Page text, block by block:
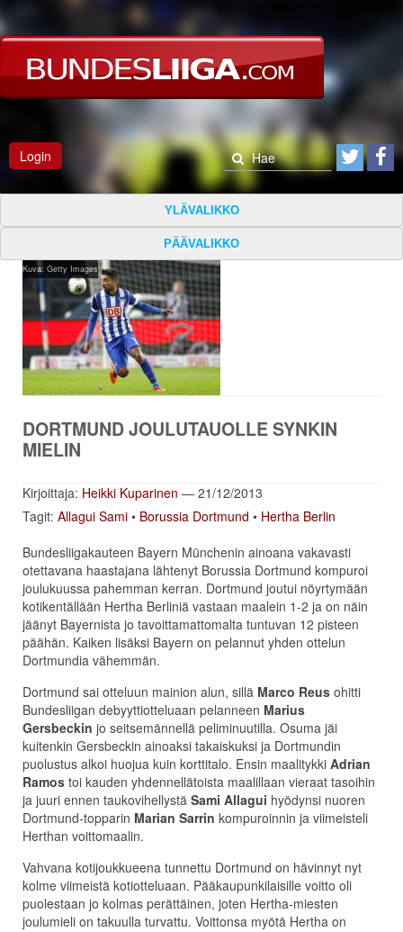
Login
YLÄVALIKKO
PÄÄVALIKKO
Kuva: Getty Images
DORTMUND JOULUTAUOLLE SYNKIN
MIELIN
Kirjoittaja: Heikki Kuparinen — 21/12/2013
Tagit: Allagui Sami • Borussia Dortmund • Hertha Berlin
Bundesliigakauteen Bayern Münchenin ainoana vakavasti
otettavana haastajana lähtenyt Borussia Dortmund kompuroi
joulukuussa pahemman kerran. Dortmund joutui nöyrtymään
kotikentällään Hertha Berliniä vastaan maalein 1-2 ja on näin
jäänyt Bayernista jo tavoittamattomalta tuntuvan 12 pisteen
päähän. Kaiken lisäksi Bayern on pelannut yhden ottelun
Dortmundia vähemmän.
Dortmund sai otteluun mainion alun, sillä Marco Reus ohitti
Bundesliigan debyyttiotteluaan pelanneen Marius
Gersbeckin jo seitsemännellä peliminuutilla. Osuma jäi
kuitenkin Gersbeckin ainoaksi takaiskuksi ja Dortmundin
puolustus alkoi huojua kuin korttitalo. Ensin maalitykki Adrian
Ramos toi kauden yhdennellätoista maalillaan vieraat tasoihin
ja juuri ennen taukovihellystä Sami Allagui hyödynsi nuoren
Dortmund-topparin Marian Sarrin kompuroinnin ja viimeisteli
Herthan voittomaalin.
Vahvana kotijoukkueena tunnettu Dortmund on hävinnyt nyt
kolme viimeistä kotiotteluaan. Pääkaupunkilaisille voitto oli
puolestaan jo kolmas perättäinen, joten Hertha-miesten
joulumieli on takuulla turvattu. Voittonsa myötä Hertha on